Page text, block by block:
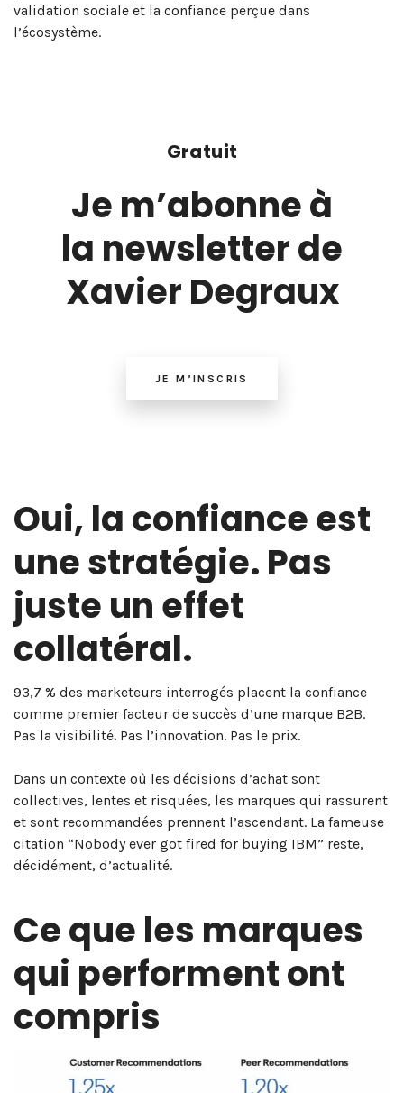
validation sociale et la confiance perçue dans
l’écosystème.
Gratuit
Je m’abonne à
la newsletter de
Xavier Degraux
JE M’INSCRIS
Oui, la confiance est
une stratégie. Pas
juste un effet
collatéral.
93,7 % des marketeurs interrogés placent la confiance
comme premier facteur de succès d’une marque B2B.
Pas la visibilité. Pas l’innovation. Pas le prix.
Dans un contexte où les décisions d’achat sont
collectives, lentes et risquées, les marques qui rassurent
et sont recommandées prennent l’ascendant. La fameuse
citation “Nobody ever got fired for buying IBM” reste,
décidément, d’actualité.
Ce que les marques
qui performent ont
compris